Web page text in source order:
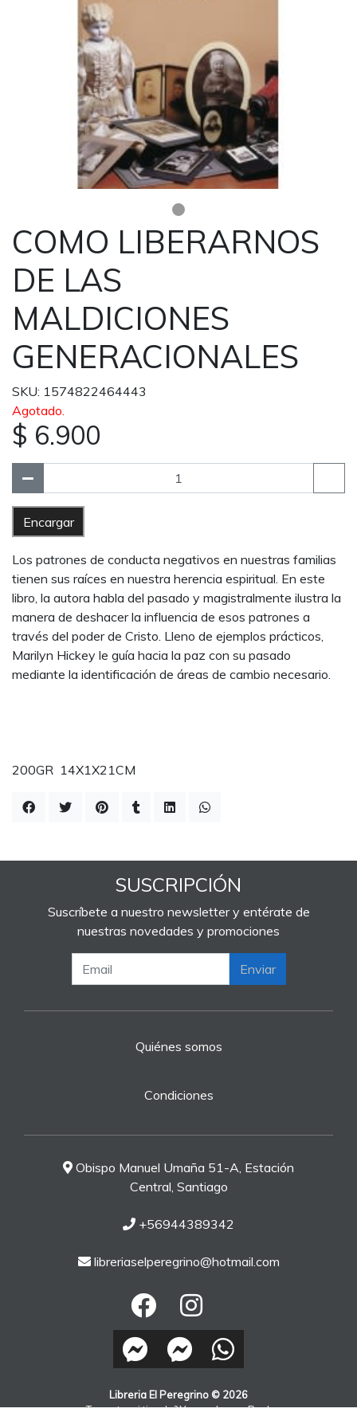
COMO LIBERARNOS
DE LAS
MALDICIONES
GENERACIONALES
SKU: 1574822464443
Agotado.
$ 6.900
Encargar
Los patrones de conducta negativos en nuestras familias
tienen sus raíces en nuestra herencia espiritual. En este
libro, la autora habla del pasado y magistralmente ilustra la
manera de deshacer la influencia de esos patrones a
través del poder de Cristo. Lleno de ejemplos prácticos,
Marilyn Hickey le guía hacia la paz con su pasado
mediante la identificación de áreas de cambio necesario.
200GR 14X1X21CM
SUSCRIPCIÓN
Suscríbete a nuestro newsletter y entérate de
nuestras novedades y promociones
Enviar
Quiénes somos
Condiciones
Obispo Manuel Umaña 51-A, Estación
Central, Santiago
+56944389342
libreriaselperegrino@hotmail.com
Libreria El Peregrino © 2026
¿Te gusta mi tienda? Yo vendo conBsale